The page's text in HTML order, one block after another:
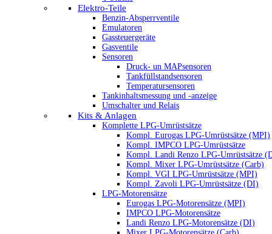
Elektro-Teile
Benzin-Absperrventile
Emulatoren
Gassteuergeräte
Gasventile
Sensoren
Druck- un MAPsensoren
Tankfüllstandsensoren
Temperatursensoren
Tankinhaltsmessung und -anzeige
Umschalter und Relais
Kits & Anlagen
Komplette LPG-Umrüstsätze
Kompl. Eurogas LPG-Umrüstsätze (MPI)
Kompl. IMPCO LPG-Umrüstsätze
Kompl. Landi Renzo LPG-Umrüstsätze
Kompl. Mixer LPG-Umrüstsätze (Carb)
Kompl. VGI LPG-Umrüstsätze (MPI)
Kompl. Zavoli LPG-Umrüstsätze (DI)
LPG-Motorensätze
Eurogas LPG-Motorensätze (MPI)
IMPCO LPG-Motorensätze
Landi Renzo LPG-Motorensätze (DI)